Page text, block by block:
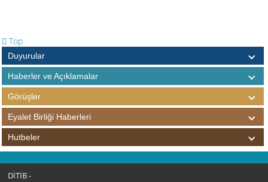
Top
Duyurular
Haberler ve Açıklamalar
Görüşler
Eyalet Birliği Haberleri
Hutbeler
DİTİB -